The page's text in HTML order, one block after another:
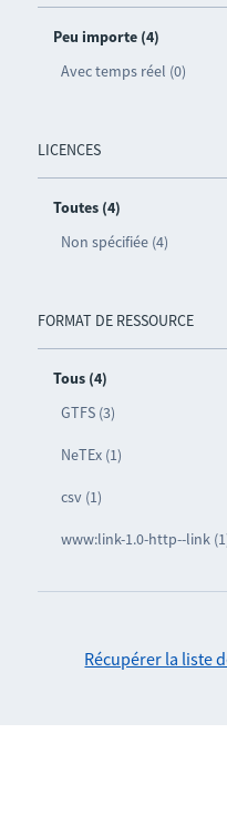
Peu importe (4)
Avec temps réel (0)
LICENCES
Toutes (4)
Non spécifiée (4)
FORMAT DE RESSOURCE
Tous (4)
GTFS (3)
NeTEx (1)
csv (1)
www:link-1.0-http--link
Récupérer la liste